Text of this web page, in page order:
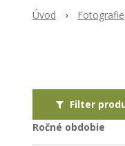
Úvod Fotografie
Filter
Ročné obdobie